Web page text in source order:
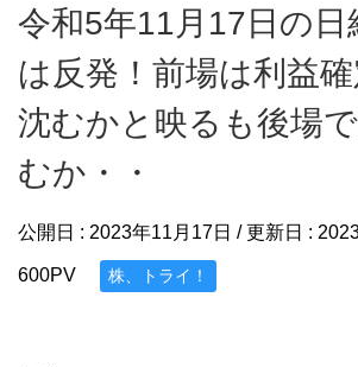
令和5年11月17日の日
は反発！前場は利益
沈むかと映るも後場
むか・・
公開日 : 2023年11月17日 / 更新日 :
600PV 株、トライ！